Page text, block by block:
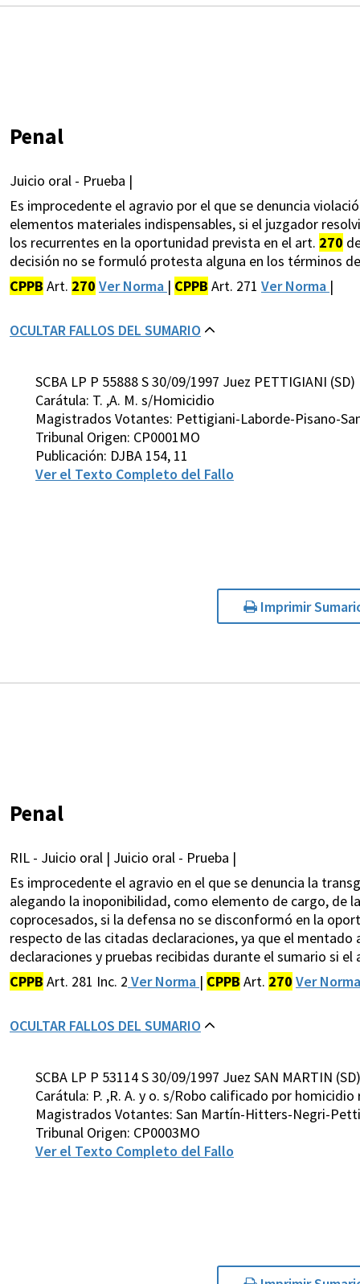
Penal
Juicio oral - Prueba |
Es improcedente el agravio por el que se denuncia
elementos materiales indispensables, si el juzgador
los recurrentes en la oportunidad prevista en el art. 270
decisión no se formuló protesta alguna en los términos
CPPB Art. 270 Ver Norma | CPPB Art. 271 Ver Norma |
OCULTAR FALLOS DEL SUMARIO
SCBA LP P 55888 S 30/09/1997 Juez PETTIGIANI (SD)
Carátula: T. ,A. M. s/Homicidio
Magistrados Votantes: Pettigiani-Laborde-Pisano-
Tribunal Origen: CP0001MO
Publicación: DJBA 154, 11
Ver el Texto Completo del Fallo
Imprimir
Penal
RIL - Juicio oral | Juicio oral - Prueba |
Es improcedente el agravio en el que se denuncia la
alegando la inoponibilidad, como elemento de cargo, de
coprocesados, si la defensa no se disconformó en la
respecto de las citadas declaraciones, ya que el
declaraciones y pruebas recibidas durante el sumario si
CPPB Art. 281 Inc. 2 Ver Norma | CPPB Art. 270 Ver
OCULTAR FALLOS DEL SUMARIO
SCBA LP P 53114 S 30/09/1997 Juez SAN MARTIN (SD)
Carátula: P. ,R. A. y o. s/Robo calificado por
Magistrados Votantes: San Martín-Hitters-Negri-
Tribunal Origen: CP0003MO
Ver el Texto Completo del Fallo